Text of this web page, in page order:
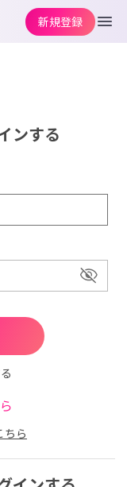
ンする
ちら
新規登録